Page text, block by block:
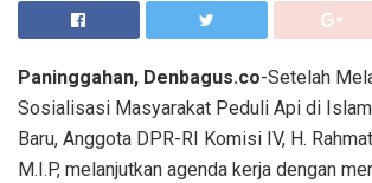
Paninggahan, Denbagus.co-Setelah
Sosialisasi Masyarakat Peduli Api di
Baru, Anggota DPR-RI Komisi IV, H.
M.I.P, melanjutkan agenda kerja dengan